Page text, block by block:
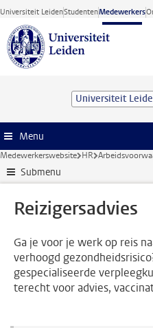
Ga direct naar de inhoud
Universiteit LeidenStudentenMedewerkers
Universiteit
Menu
Medewerkerswebsite HR
Submenu
Reizigersadvies
Ga je voor je werk op reis
verhoogd
gespecialiseerde
terecht voor advies,